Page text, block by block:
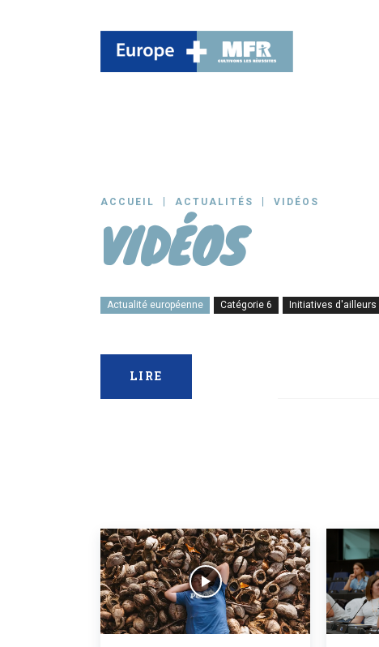
ACCUEIL ACTUALITÉS VIDÉOS
VIDÉOS
Actualité européenne Catégorie 6 Initiatives d'ailleurs
LIRE